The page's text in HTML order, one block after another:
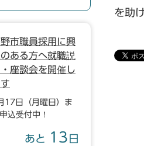
を助
市職員採用に興
ある方へ就職説
座談会を開催し
17日（月曜日）ま
込受付中！
あと 13 日